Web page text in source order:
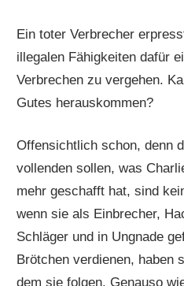
Ein toter Verbrecher
illegalen Fähigkeiten dafür
Verbrechen zu vergehen.
Gutes herauskommen?
Offensichtlich schon, denn
vollenden sollen, was
mehr geschafft hat, sind
wenn sie als Einbrecher,
Schläger und in Ungnade
Brötchen verdienen, haben
dem sie folgen. Genauso